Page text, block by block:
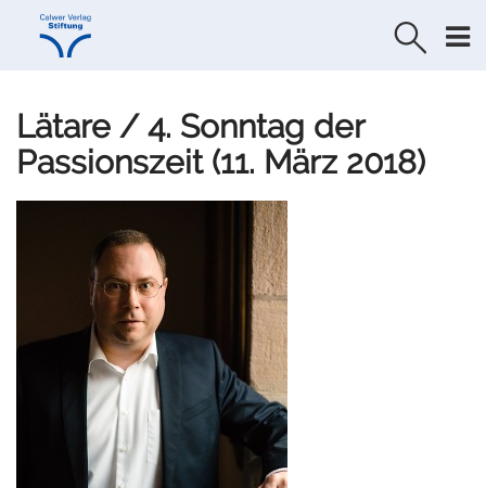
Direkt
Direkt
Lätare / 4. Sonntag der
Passionszeit (11. März 2018)